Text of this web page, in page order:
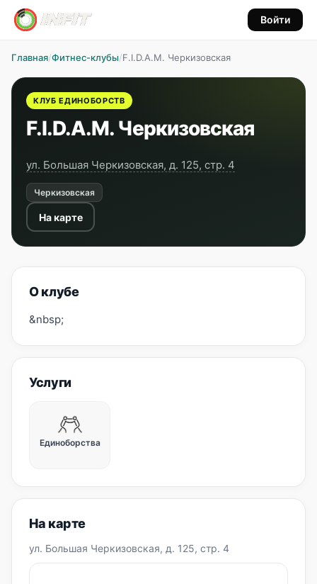
Войти
Главная/Фитнес-клубы/F.I.D.A.M. Черкизовская
КЛУБ ЕДИНОБОРСТВ
F.I.D.A.M. Черкизовская
ул. Большая Черкизовская, д. 125, стр. 4
Черкизовская
На карте
О клубе
&nbsp;
Услуги
Единоборства
На карте
ул. Большая Черкизовская, д. 125, стр. 4